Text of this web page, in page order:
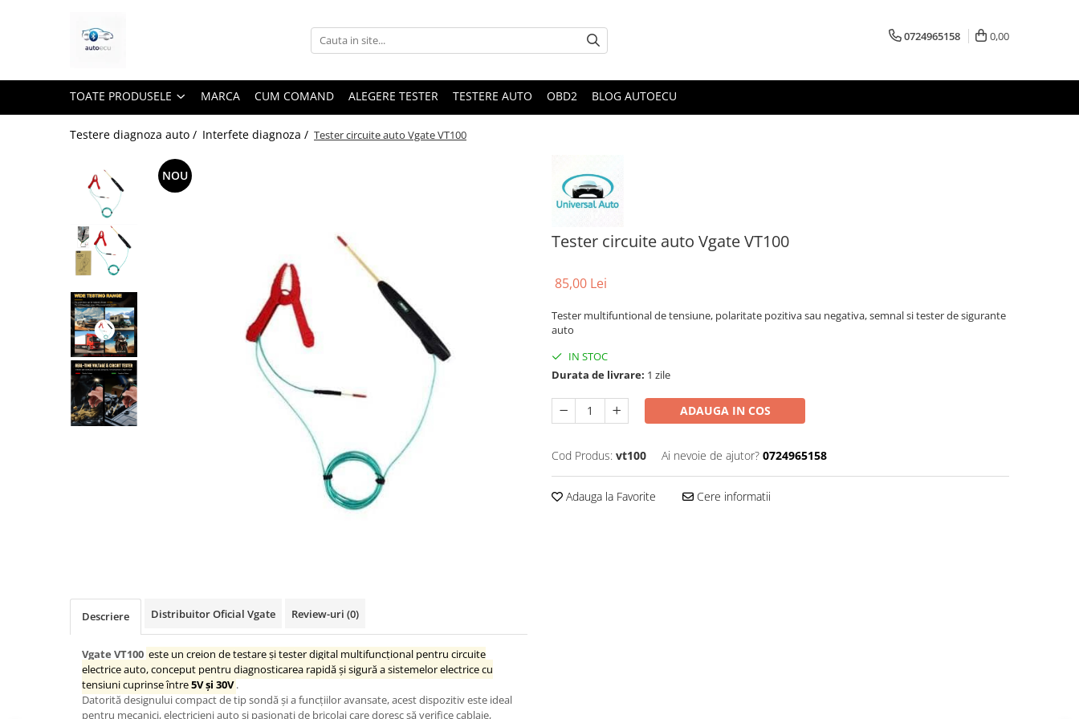
Toate Produsele
Testere Dacia si Renault
Testere Ford si Mazda
Testere Fiat/Alfa Romeo
Testere Opel
Testere Jeep/Chrysler
Testere Nissan
Testere Toyota
Testere Tesla
Testere Volvo
Testere multimarca
Testere Moto ATV
Leduri SMD
SGW gateway
0724965158 0,00
TOATE PRODUSELE MARCA CUM COMAND ALEGERE TESTER TESTERE AUTO OBD2 BLOG AUTOECU
Testere diagnoza auto / Interfete diagnoza / Tester circuite auto Vgate VT100
Tester circuite auto Vgate VT100
NOU
85,00 Lei
Tester multifuntional de tensiune, polaritate pozitiva sau negativa, semnal si tester de sigurante
auto
IN STOC
Durata de livrare: 1 zile
ADAUGA IN COS
Cod Produs: vt100 Ai nevoie de ajutor? 0724965158
Adauga la Favorite Cere informatii
Descriere Distribuitor Oficial Vgate Review-uri (0)
Vgate VT100 este un creion de testare și tester digital multifuncțional pentru circuite
electrice auto, conceput pentru diagnosticarea rapidă și sigură a sistemelor electrice cu
tensiuni cuprinse între5V și 30V .
Datorită designului compact de tip sondă și a funcțiilor avansate, acest dispozitiv este ideal
pentru mecanici, electricieni auto și pasionați de bricolaj care doresc să verifice cablaje,